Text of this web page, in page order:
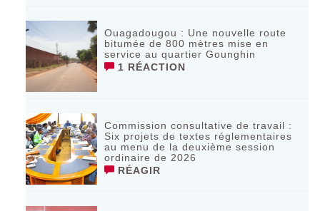
Ouagadougou : Une nouvelle route
bitumée de 800 mètres mise en
service au quartier Gounghin
1 RÉACTION
Commission consultative de travail :
Six projets de textes réglementaires
au menu de la deuxième session
ordinaire de 2026
RÉAGIR